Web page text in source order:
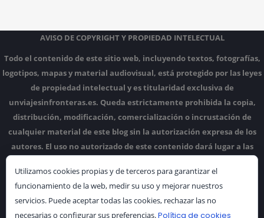
AVISO DE COPYRIGHT Y PROPIEDAD INTELECTUAL
Todo el contenido de este sitio web, incluyendo textos, fotografías,
logotipos, mapas y material audiovisual, está protegido por las leyes
de propiedad intelectual y es titularidad exclusiva de
unviajesinfronteras.es. Queda estrictamente prohibida la copia,
distribución, modificación, comercialización o incrustación de
cualquier material de este blog sin la autorización expresa de los
autores. El uso no autorizado de este contenido dará lugar a las
Utilizamos cookies propias y de terceros para garantizar el
funcionamiento de la web, medir su uso y mejorar nuestros
servicios. Puede aceptar todas las cookies, rechazar las no
necesarias o configurar sus preferencias.Política de cookies